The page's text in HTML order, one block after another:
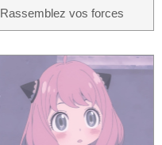
Rassemblez vos forces